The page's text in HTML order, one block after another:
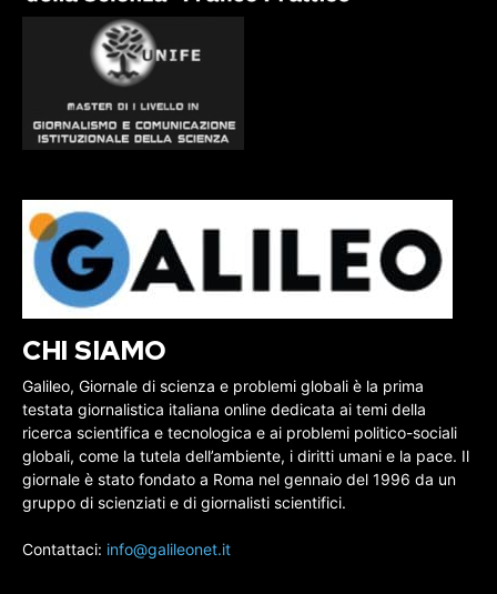
CHI SIAMO
Galileo, Giornale di scienza e problemi globali è la prima
testata giornalistica italiana online dedicata ai temi della
ricerca scientifica e tecnologica e ai problemi politico-sociali
globali, come la tutela dell’ambiente, i diritti umani e la pace. Il
giornale è stato fondato a Roma nel gennaio del 1996 da un
gruppo di scienziati e di giornalisti scientifici.
Contattaci: info@galileonet.it